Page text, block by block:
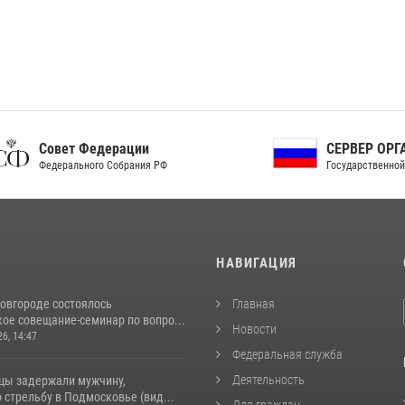
Федерации
Собрания РФ
СЕРВЕР ОРГАНОВ
Государственной власти РФ
состоялось
совещание-семинар по вопро...
14:47
задержали мужчину,
в Подмосковье (вид...
НАВИГАЦИЯ
Главная
Новости
Федеральная служба
Деятельность